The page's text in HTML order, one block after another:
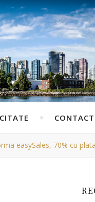
CONTACT
easySales, 70% cu